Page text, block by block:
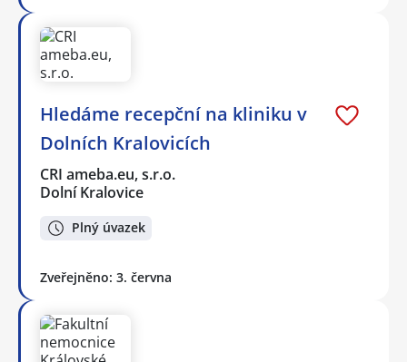
Hledáme recepční na kliniku v
Dolních Kralovicích
CRI ameba.eu, s.r.o.
Dolní Kralovice
Plný úvazek
Zveřejněno: 3. června